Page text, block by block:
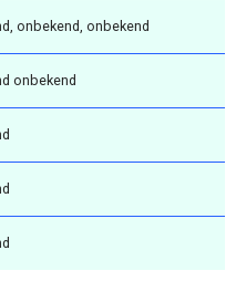
onbekend, onbekend
onbekend